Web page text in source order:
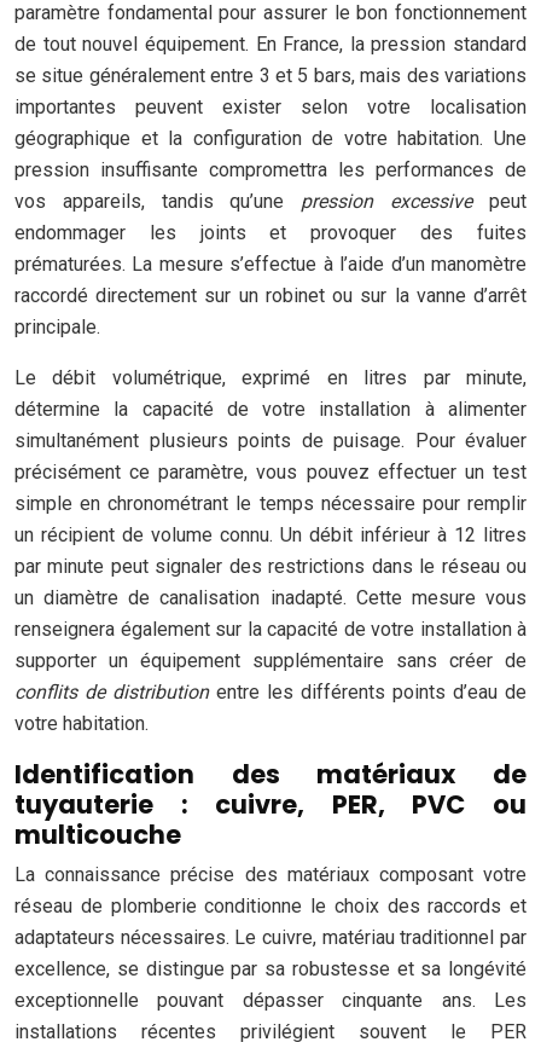
paramètre fondamental pour assurer le bon fonctionnement
de tout nouvel équipement. En France, la pression standard
se situe généralement entre 3 et 5 bars, mais des variations
importantes peuvent exister selon votre localisation
géographique et la configuration de votre habitation. Une
pression insuffisante compromettra les performances de
vos appareils, tandis qu’une pression excessivepeut
endommager les joints et provoquer des fuites
prématurées. La mesure s’effectue à l’aide d’un manomètre
raccordé directement sur un robinet ou sur la vanne d’arrêt
principale.
Le débit volumétrique, exprimé en litres par minute,
détermine la capacité de votre installation à alimenter
simultanément plusieurs points de puisage. Pour évaluer
précisément ce paramètre, vous pouvez effectuer un test
simple en chronométrant le temps nécessaire pour remplir
un récipient de volume connu. Un débit inférieur à 12 litres
par minute peut signaler des restrictions dans le réseau ou
un diamètre de canalisation inadapté. Cette mesure vous
renseignera également sur la capacité de votre installation à
supporter un équipement supplémentaire sans créer de
conflits de distributionentre les différents points d’eau de
votre habitation.
Identification des matériaux de
tuyauterie : cuivre, PER, PVC ou
multicouche
La connaissance précise des matériaux composant votre
réseau de plomberie conditionne le choix des raccords et
adaptateurs nécessaires. Le cuivre, matériau traditionnel par
excellence, se distingue par sa robustesse et sa longévité
exceptionnelle pouvant dépasser cinquante ans. Les
installations récentes privilégient souvent le PER